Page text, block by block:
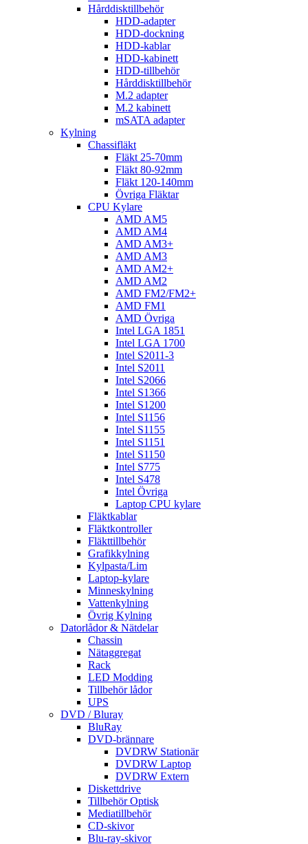
Hårddisktillbehör
HDD-adapter
HDD-dockning
HDD-kablar
HDD-kabinett
HDD-tillbehör
Hårddisktillbehör
M.2 adapter
M.2 kabinett
mSATA adapter
Kylning
Chassifläkt
Fläkt 25-70mm
Fläkt 80-92mm
Fläkt 120-140mm
Övriga Fläktar
CPU Kylare
AMD AM5
AMD AM4
AMD AM3+
AMD AM3
AMD AM2+
AMD AM2
AMD FM2/FM2+
AMD FM1
AMD Övriga
Intel LGA 1851
Intel LGA 1700
Intel S2011-3
Intel S2011
Intel S2066
Intel S1366
Intel S1200
Intel S1156
Intel S1155
Intel S1151
Intel S1150
Intel S775
Intel S478
Intel Övriga
Laptop CPU kylare
Fläktkablar
Fläktkontroller
Fläkttillbehör
Grafikkylning
Kylpasta/Lim
Laptop-kylare
Minneskylning
Vattenkylning
Övrig Kylning
Datorlådor & Nätdelar
Chassin
Nätaggregat
Rack
LED Modding
Tillbehör lådor
UPS
DVD / Bluray
BluRay
DVD-brännare
DVDRW Stationär
DVDRW Laptop
DVDRW Extern
Diskettdrive
Tillbehör Optisk
Mediatillbehör
CD-skivor
Blu-ray-skivor